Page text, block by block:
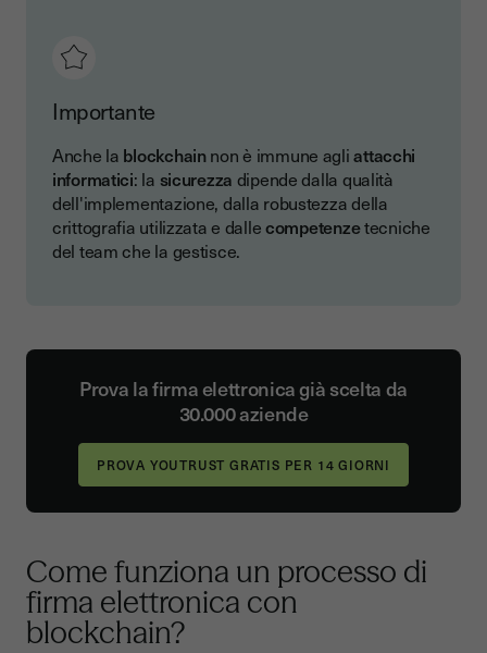
Importante
Anche la blockchainnon è immune agliattacchi
informatici: la sicurezza dipende dalla qualità
dell'implementazione, dalla robustezza della
crittografia utilizzata e dallecompetenzetecniche
del team che la gestisce.
Prova la firma elettronica già scelta da
30.000 aziende
Come funziona un processo di
firma elettronica con
blockchain?